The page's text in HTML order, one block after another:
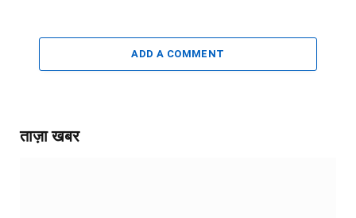
ADD A COMMENT
ताज़ा खबर